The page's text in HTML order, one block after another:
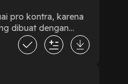
pro kontra, karena